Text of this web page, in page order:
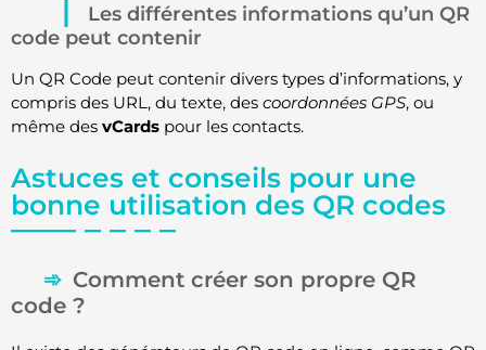
Les différentes informations qu’un QR
code peut contenir
Un QR Code peut contenir divers types d’informations, y
compris des URL, du texte, des coordonnées GPS, ou
même des vCards pour les contacts.
Astuces et conseils pour une
bonne utilisation des QR codes
Comment créer son propre QR
code ?